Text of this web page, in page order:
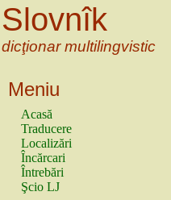
Slovnîk
dicţionar multilingvistic
Meniu
Acasă
Traducere
Localizări
Încărcari
Întrebări
Şcio LJ